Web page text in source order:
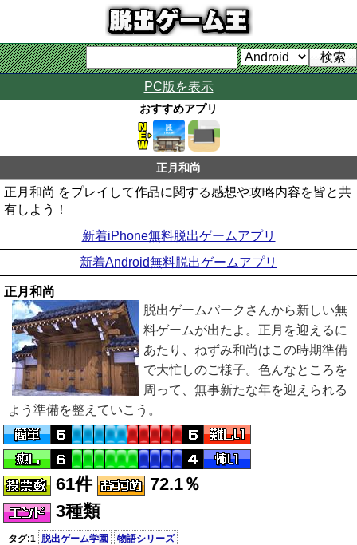
PC版を表示
おすすめアプリ
正月和尚
正月和尚 をプレイして作品に関する感想や攻略内容を皆と共
有しよう！
新着iPhone無料脱出ゲームアプリ
新着Android無料脱出ゲームアプリ
正月和尚
脱出ゲームパークさんから新しい無
料ゲームが出たよ。正月を迎えるに
あたり、ねずみ和尚はこの時期準備
で大忙しのご様子。色んなところを
周って、無事新たな年を迎えられる
よう準備を整えていこう。
61件
72.1％
3種類
タグ:1 脱出ゲーム学園 物語シリーズ